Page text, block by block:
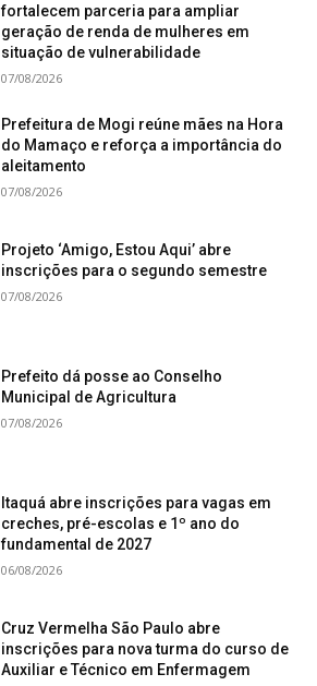
fortalecem parceria para ampliar
geração de renda de mulheres em
situação de vulnerabilidade
07/08/2026
Prefeitura de Mogi reúne mães na Hora
do Mamaço e reforça a importância do
aleitamento
07/08/2026
Projeto ‘Amigo, Estou Aqui’ abre
inscrições para o segundo semestre
07/08/2026
Prefeito dá posse ao Conselho
Municipal de Agricultura
07/08/2026
Itaquá abre inscrições para vagas em
creches, pré-escolas e 1º ano do
fundamental de 2027
06/08/2026
Cruz Vermelha São Paulo abre
inscrições para nova turma do curso de
Auxiliar e Técnico em Enfermagem